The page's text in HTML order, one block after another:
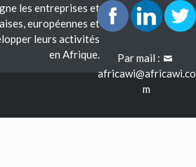
les entreprises et
européennes et
leurs activités
en Afrique.
Par mail :
africawi@africawi.co
m